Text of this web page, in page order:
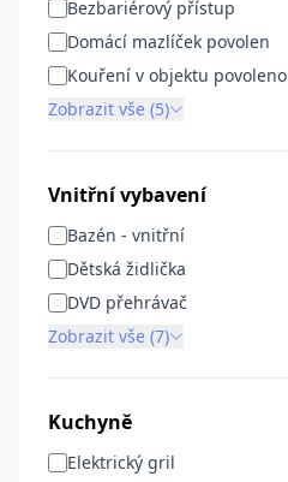
Bezbariérový přístup
Domácí mazlíček povolen
Kouření v objektu povoleno
Zobrazit vše (5)
Vnitřní vybavení
Bazén - vnitřní
Dětská židlička
DVD přehrávač
Zobrazit vše (7)
Kuchyně
Elektrický gril